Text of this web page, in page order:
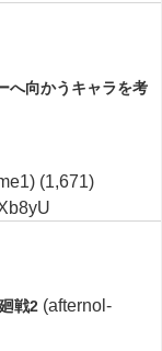
へ向かうキャラを考
(1,671)
戦2 (afternol-